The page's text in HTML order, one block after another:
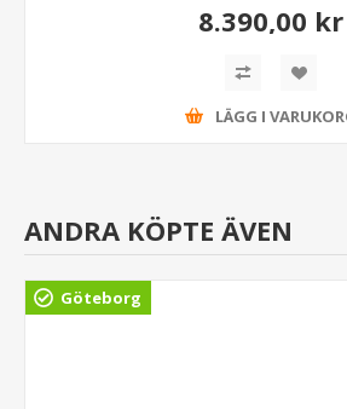
8.390,00 kr
LÄGG I
ANDRA KÖPTE ÄVEN
Göteborg